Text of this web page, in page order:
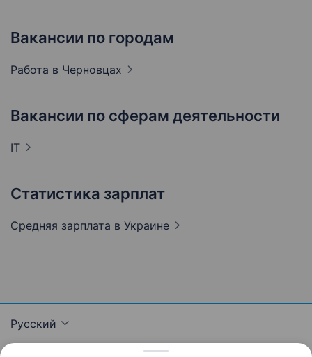
Вакансии по городам
Работа в Черновцах
Вакансии по сферам деятельности
IT
Статистика зарплат
Средняя зарплата в Украине
Русский